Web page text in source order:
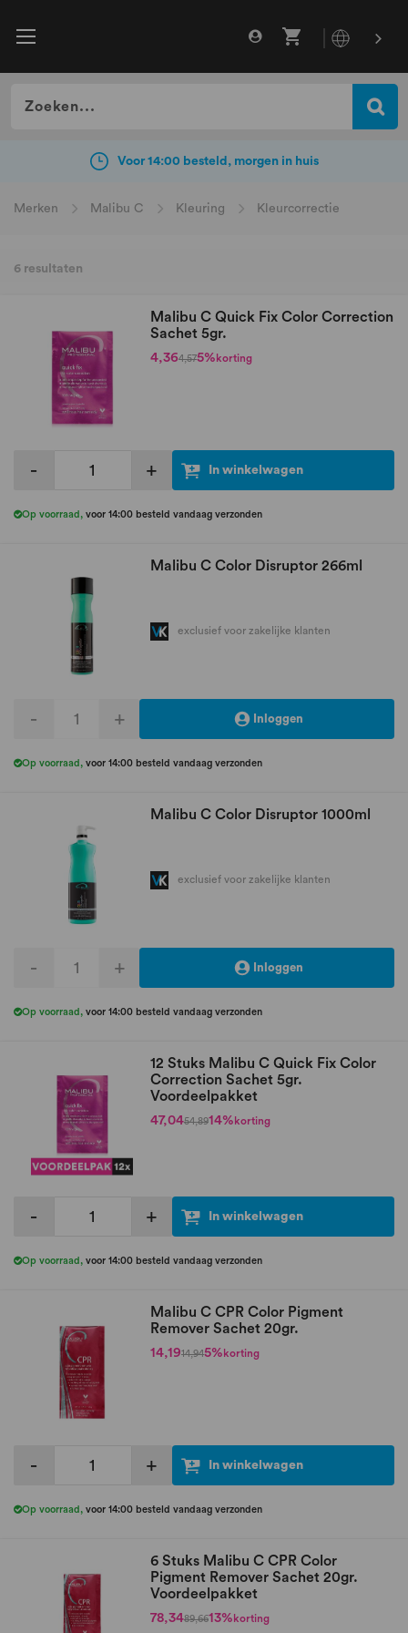
Voor 14:00 besteld, morgen in huis
Merken Malibu C Kleuring Kleurcorrectie
6 resultaten
Malibu C Quick Fix Color Correction
Sachet 5gr.
4,364,575% korting
- + In winkelwagen
Op voorraad , voor 14:00 besteld vandaag verzonden
Malibu C Color Disruptor 266ml
exclusief voor zakelijke klanten
- + Inloggen
Op voorraad , voor 14:00 besteld vandaag verzonden
Malibu C Color Disruptor 1000ml
exclusief voor zakelijke klanten
- + Inloggen
Op voorraad , voor 14:00 besteld vandaag verzonden
12 Stuks Malibu C Quick Fix Color
Correction Sachet 5gr.
Voordeelpakket
47,0454,8914% korting
- + In winkelwagen
Op voorraad , voor 14:00 besteld vandaag verzonden
Malibu C CPR Color Pigment
Remover Sachet 20gr.
14,1914,945% korting
- + In winkelwagen
Op voorraad , voor 14:00 besteld vandaag verzonden
6 Stuks Malibu C CPR Color
Pigment Remover Sachet 20gr.
Voordeelpakket
78,3489,6613% korting